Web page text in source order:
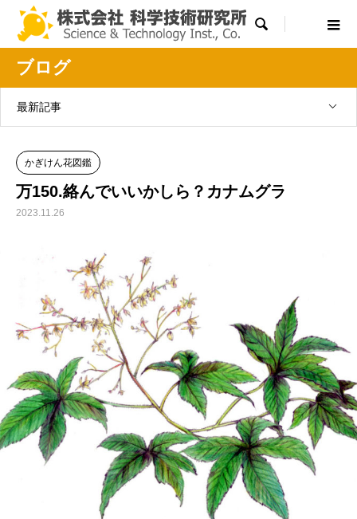

ブログ
最新記事
かぎけん花図鑑
万150.絡んでいいかしら？カナムグラ
2023.11.26